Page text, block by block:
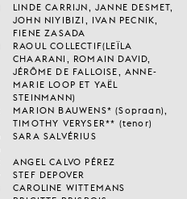
LINDE CARRIJN, JANNE DESMET,
JOHN NIYIBIZI, IVAN PECNIK,
FIENE ZASADA
RAOUL COLLECTIF(LEÏLA
CHAARANI, ROMAIN DAVID,
JÉRÔME DE FALLOISE, ANNE-
MARIE LOOP ET YAËL
STEINMANN)
MARION BAUWENS* (Sopraan),
TIMOTHY VERYSER** (tenor)
SARA SALVÉRIUS
ANGEL CALVO PÉREZ
STEF DEPOVER
CAROLINE WITTEMANS